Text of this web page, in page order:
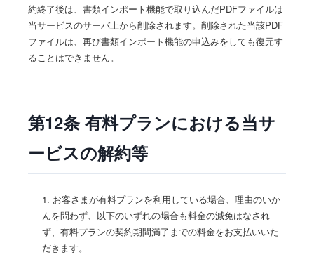
約終了後は、書類インポート機能で取り込んだPDFファイルは
当サービスのサーバ上から削除されます。削除された当該PDF
ファイルは、再び書類インポート機能の申込みをしても復元す
ることはできません。
第12条 有料プランにおける当サ
ービスの解約等
1. お客さまが有料プランを利用している場合、理由のいか
んを問わず、以下のいずれの場合も料金の減免はなされ
ず、有料プランの契約期間満了までの料金をお支払いいた
だきます。